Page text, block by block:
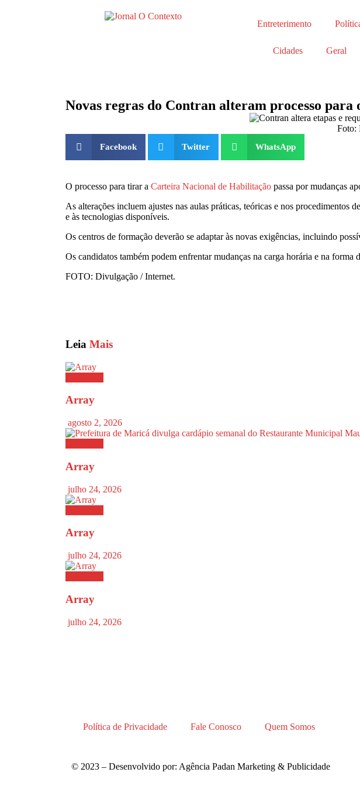
Entreterimento
Cidades Geral
Novas regras do Contran alteram processo para
Foto:
Facebook Twitter WhatsApp
O processo para tirar a Carteira Nacional de Habilitação passa por mudanças
As alterações incluem ajustes nas aulas práticas, teóricas e nos procedimentos
e às tecnologias disponíveis.
Os centros de formação deverão se adaptar às novas exigências, incluindo
Os candidatos também podem enfrentar mudanças na carga horária e na
FOTO: Divulgação / Internet.
Leia Mais
Array
agosto 2, 2026
Array
julho 24, 2026
Array
julho 24, 2026
Array
julho 24, 2026
Política de Privacidade Fale Conosco Quem Somos
© 2023 – Desenvolvido por: Agência Padan Marketing & Publicidade